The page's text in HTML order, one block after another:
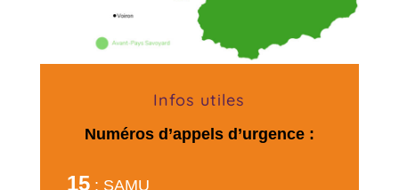
Infos utiles
Numéros d’appels d’urgence :
15: SAMU